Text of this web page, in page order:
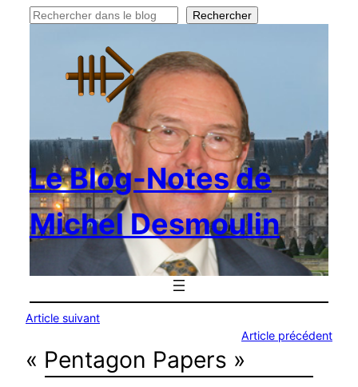
Rechercher Rechercher
Le Blog-Notes de
Michel Desmoulin
Article suivant
Article précédent
« Pentagon Papers »